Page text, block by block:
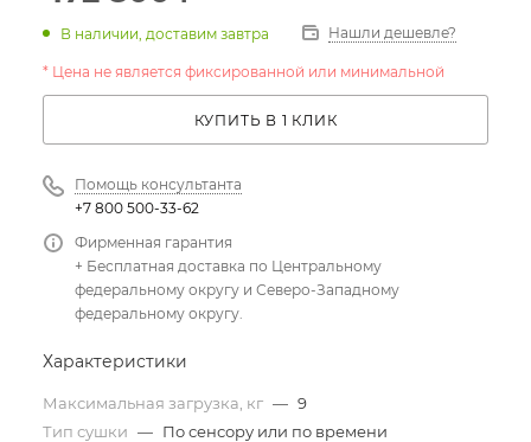
В наличии, доставим завтра Нашли дешевле?
* Цена не является фиксированной или минимальной
КУПИТЬ В 1 КЛИК
Помощь консультанта
+7 800 500-33-62
Фирменная гарантия
+ Бесплатная доставка по Центральному
федеральному округу и Северо-Западному
федеральному округу.
Характеристики
Максимальная загрузка, кг — 9
Тип сушки — По сенсору или по времени